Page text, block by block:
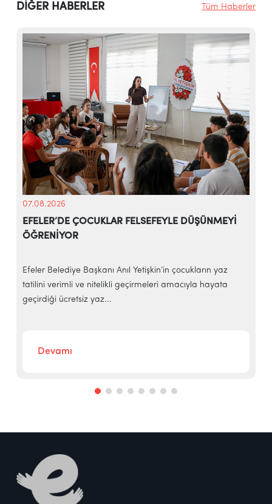
DİĞER HABERLER Tüm Haberler
07.08.2026
EFELER’DE ÇOCUKLAR FELSEFEYLE DÜŞÜNMEYİ
ÖĞRENİYOR
Efeler Belediye Başkanı Anıl Yetişkin’in çocukların yaz
tatilini verimli ve nitelikli geçirmeleri amacıyla hayata
geçirdiği ücretsiz yaz...
Devamı